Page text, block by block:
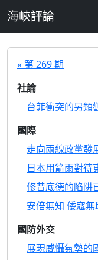
海峽評論
« 第 269 期
社論
台菲衝突的另類
國際
走向兩線政黨發
日本用箭雨對待
修昔底德的陷阱
安倍無知 倭寇無
國防外交
展現威懾氣勢的